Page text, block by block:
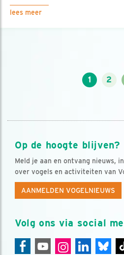
lees meer
1 2
Op de hoogte blijven?
Meld je aan en ontvang nieuws,
over vogels en activiteiten van
AANMELDEN VOGELNIEUWS
Volg ons via social